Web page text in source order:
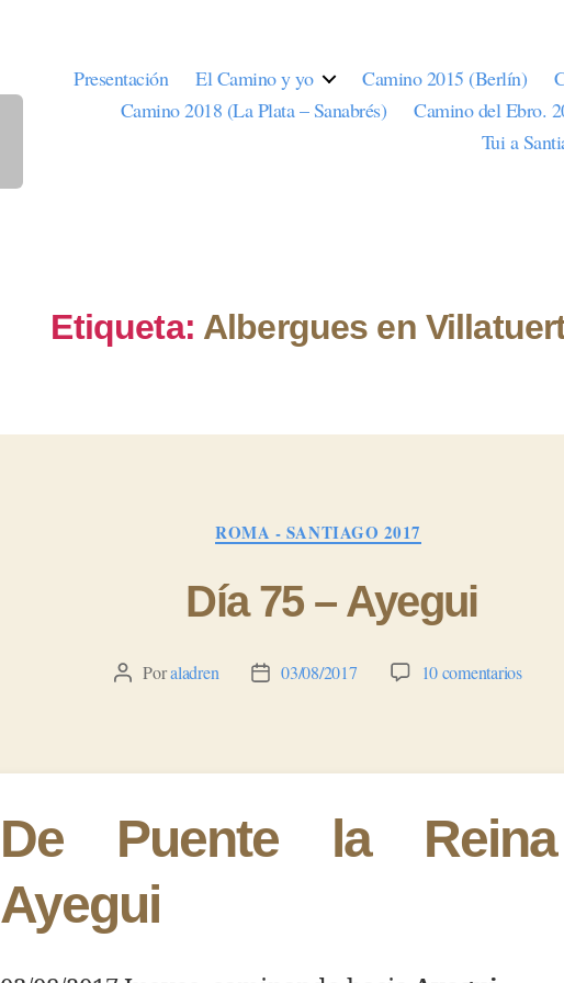
Presentación El Camino y yo Camino 2015 (Berlín)
Camino 2018 (La Plata – Sanabrés)
Camino del Ebro.
Tui a
Etiqueta: Albergues en
Categorías
ROMA - SANTIAGO 2017
Día 75 – Ayegui
Autor
Poraladren
Fecha03/08/2017 10 comentariosen
De Puente la
Ayegui